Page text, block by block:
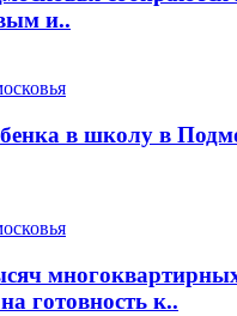
и..
в школу в
готовность к..